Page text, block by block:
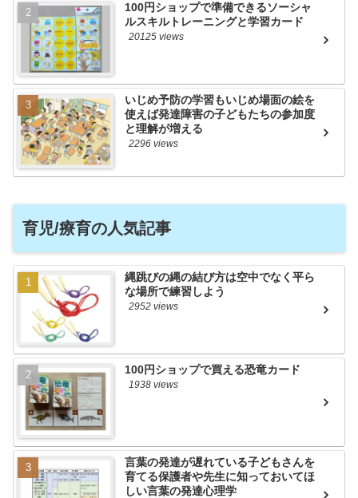
100円ショップで準備できるソーシャ
ルスキルトレーニングと学習カード
20125 views
いじめ予防の学習もいじめ場面の絵を
使えば発達障害の子どもたちの参加度
と理解が増える
2296 views
育児/療育の人気記事
縄跳びの縄の結び方は空中でなく平ら
な場所で練習しよう
2952 views
100円ショップで買える恐竜カード
1938 views
言葉の発達が遅れている子どもさんを
育てる保護者や先生に知っておいてほ
しい言葉の発達心理学